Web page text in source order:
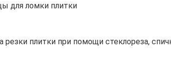
для ломки плитки
резки плитки при помощи стеклореза,